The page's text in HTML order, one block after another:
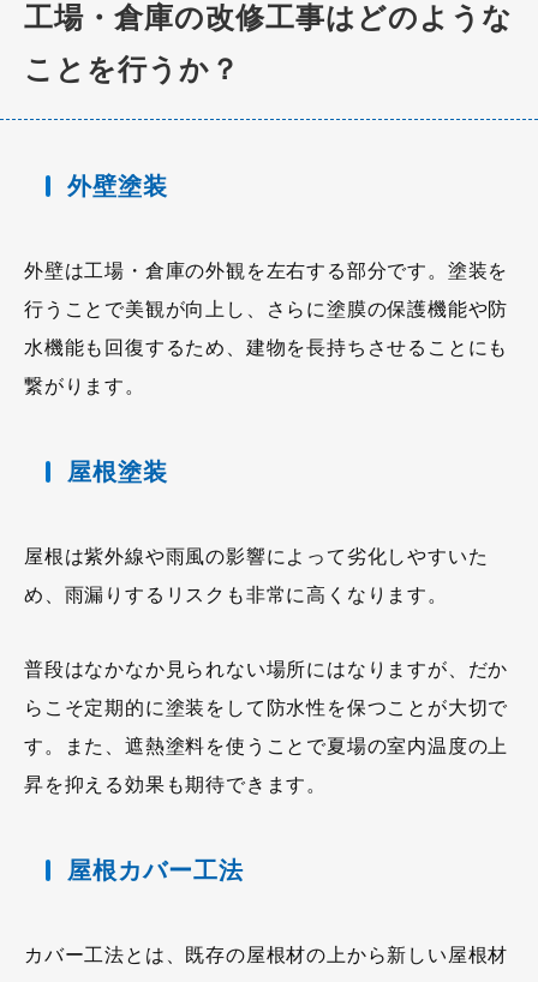
工場・倉庫の改修工事はどのような
ことを行うか？
外壁塗装
外壁は工場・倉庫の外観を左右する部分です。塗装を
行うことで美観が向上し、さらに塗膜の保護機能や防
水機能も回復するため、建物を長持ちさせることにも
繋がります。
屋根塗装
屋根は紫外線や雨風の影響によって劣化しやすいた
め、雨漏りするリスクも非常に高くなります。
普段はなかなか見られない場所にはなりますが、だか
らこそ定期的に塗装をして防水性を保つことが大切で
す。また、遮熱塗料を使うことで夏場の室内温度の上
昇を抑える効果も期待できます。
屋根カバー工法
カバー工法とは、既存の屋根材の上から新しい屋根材